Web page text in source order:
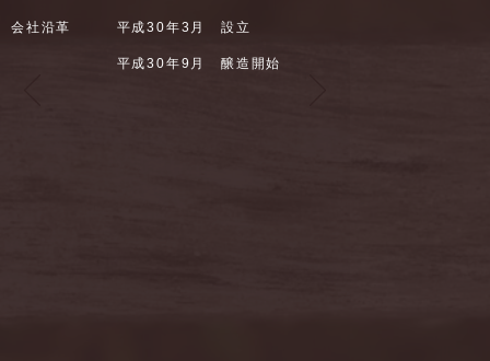
会社沿革 平成30年3月 設立
​ 平成30年9月 醸造開始